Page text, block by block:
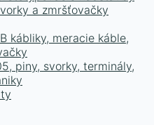
a zmršťovačky
kábliky, meracie káble,
piny, svorky, terminály,